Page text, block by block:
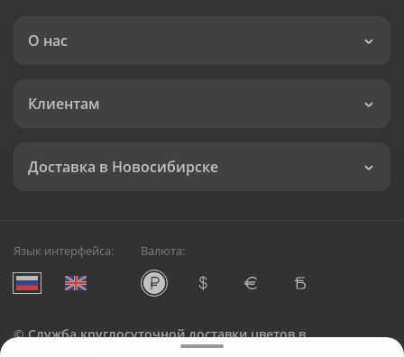
О нас
Клиентам
Доставка в Новосибирске
Язык интерфейса: Валюта:
©Служба круглосуточной доставки цветов в